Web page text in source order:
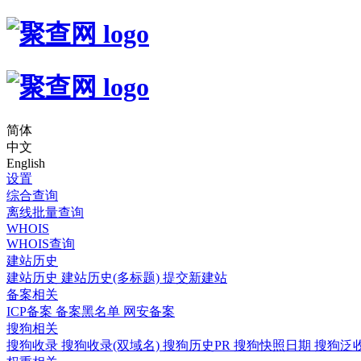
简体
中文
English
设置
综合查询
离线批量查询
WHOIS
WHOIS查询
建站历史
建站历史 建站历史(多标题) 提交新建站
备案相关
ICP备案 备案黑名单 网安备案
搜狗相关
搜狗收录 搜狗收录(双域名) 搜狗历史PR 搜狗快照日期 搜狗泛